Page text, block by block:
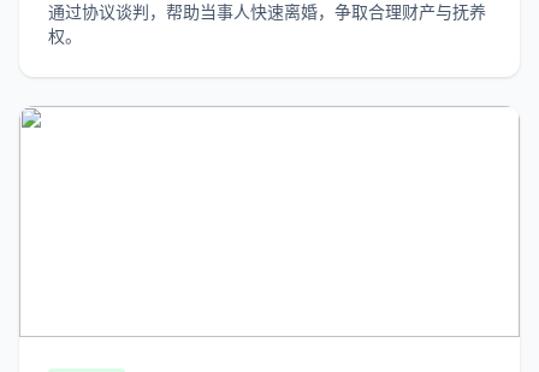
通过协议谈判，帮助当事人快速离婚，争取合理财产与抚养
权。